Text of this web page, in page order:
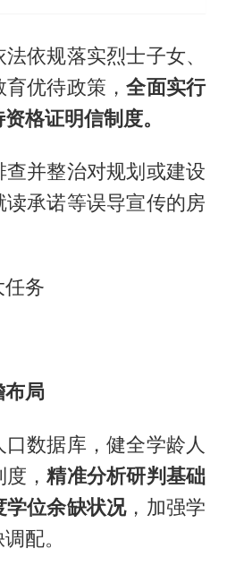
依规落实烈士子女、
育优待政策，全面实行
格证明信制度。
并整治对规划或建设
承诺等误导宣传的房
务
布局
数据库，健全学龄人
度，精准分析研判基础
学位余缺状况，加强学
配。